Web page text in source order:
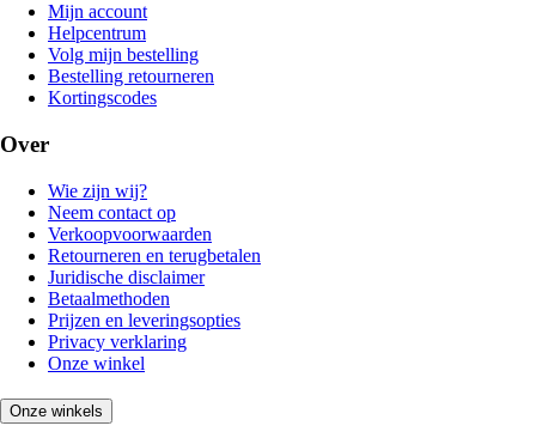
Mijn account
Helpcentrum
Volg mijn bestelling
Bestelling retourneren
Kortingscodes
Over
Wie zijn wij?
Neem contact op
Verkoopvoorwaarden
Retourneren en terugbetalen
Juridische disclaimer
Betaalmethoden
Prijzen en leveringsopties
Privacy verklaring
Onze winkel
Onze winkels